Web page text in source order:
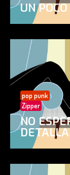
UN
pop punk
Zipper
NO